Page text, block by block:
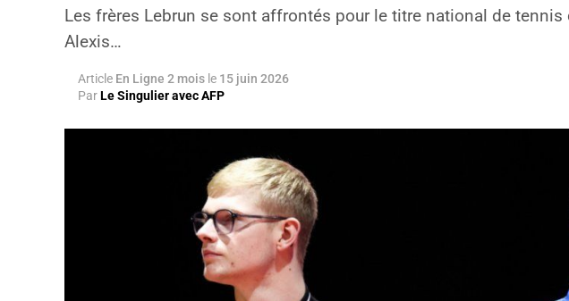
Les frères Lebrun se sont affrontés pour le titre national de
Alexis…
Article En Ligne 2 mois le 15 juin 2026
ParLe Singulier avec AFP